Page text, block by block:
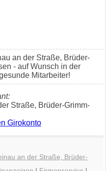
an der Straße, Brüder-
- auf Wunsch in der
Mitarbeiter!
Straße, Brüder-Grimm-
Girokonto
an der Straße, Brüder-